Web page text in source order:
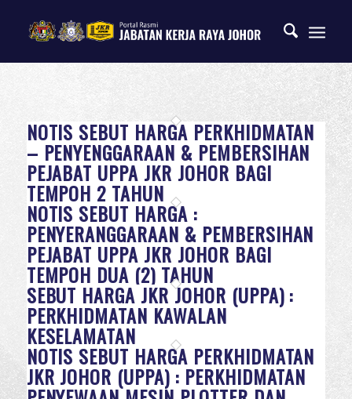
NOTIS SEBUT HARGA PERKHIDMATAN
– PENYENGGARAAN & PEMBERSIHAN
PEJABAT UPPA JKR JOHOR BAGI
TEMPOH 2 TAHUN
NOTIS SEBUT HARGA :
PENYERANGGARAAN & PEMBERSIHAN
PEJABAT UPPA JKR JOHOR BAGI
TEMPOH DUA (2) TAHUN
SEBUT HARGA JKR JOHOR (UPPA) :
PERKHIDMATAN KAWALAN
KESELAMATAN
NOTIS SEBUT HARGA PERKHIDMATAN
JKR JOHOR (UPPA) : PERKHIDMATAN